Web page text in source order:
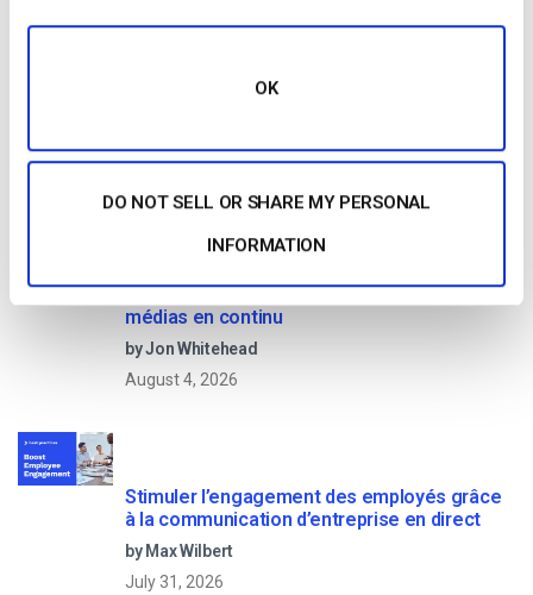
OK
DO NOT SELL OR SHARE MY PERSONAL
INFORMATION
Comment diffuser en direct à partir d’un
by Emily Krings
OTT Full Form – Le présent et l’avenir des
médias en continu
by Jon Whitehead
August 4, 2026
Stimuler l’engagement des employés grâce
à la communication d’entreprise en direct
by Max Wilbert
July 31, 2026